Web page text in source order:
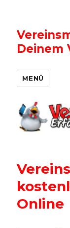
Deinem
MENÜ
Online